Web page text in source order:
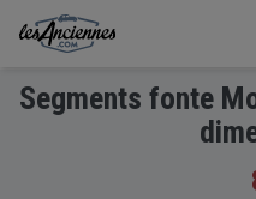
Segments fonte